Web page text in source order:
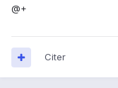
@+
Citer